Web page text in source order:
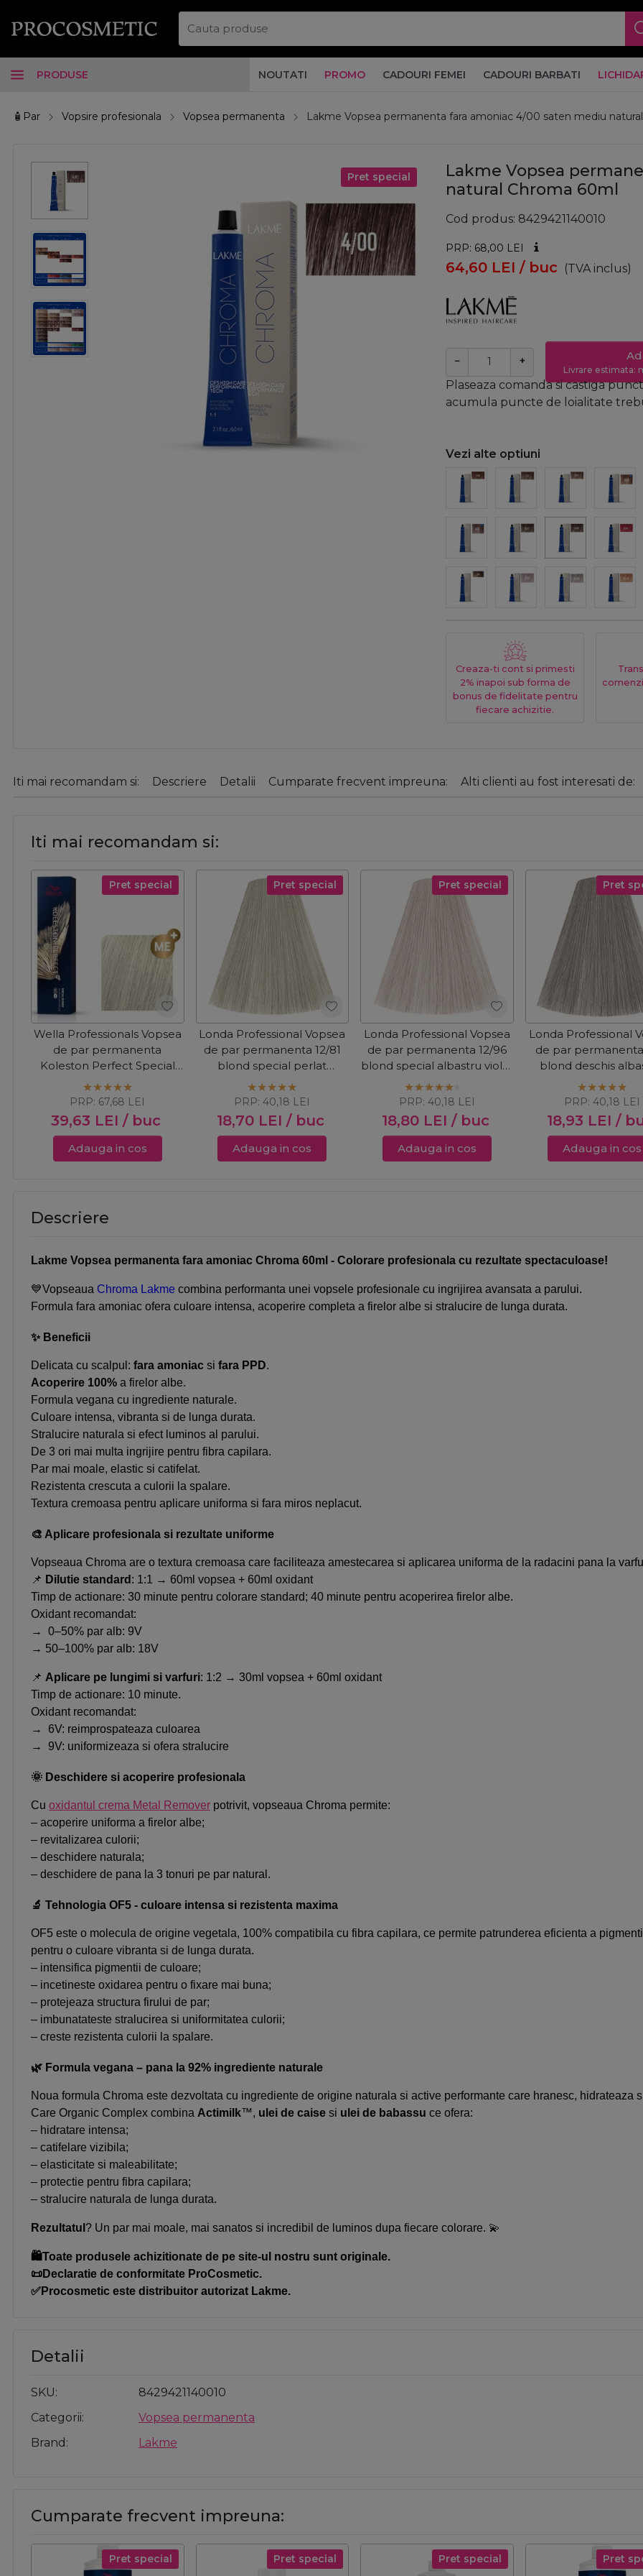
PRODUSE NOUTATI PROMO CADOURI FEMEI CADOURI BARBATI
🧴Par Vopsire profesionala Vopsea permanenta Lakme Vopsea permanenta fara amoniac 4/00 saten mediu
Pret special
Lakme Vopsea
natural Chroma 60ml
Cod produs 8429421140010
PRP: 68,00 LEI
64,60 LEI / buc (TVA inclus)
− +
Livrare estimata:
Plaseaza comanda si castiga
acumula puncte de loialitate
Vezi alte optiuni
Creaza-ti cont si primesti
2% inapoi sub forma de
bonus de fidelitate pentru
fiecare achizitie.
Iti mai recomandam si: Descriere Detalii Cumparate frecvent impreuna: Alti clienti au fost interesati de:
Iti mai recomandam si:
Pret special
Wella Professionals Vopsea
de par permanenta
Koleston Perfect Special
Blonde 12/81 blonde
albastrui cenusiu 60ml
39,63 LEI / buc
PRP: 67,68 LEI
Adauga in cos
Pret special
Londa Professional Vopsea
de par permanenta 12/81
blond special perlat
cenusiu 60ml
18,70 LEI / buc
PRP:40,18 LEI
Adauga in cos
Pret special
Londa Professional Vopsea
de par permanenta 12/96
blond special albastru violet
60ml
18,80 LEI / buc
PRP:40,18 LEI
Adauga in cos
Pret
Londa Professional
de par
blond deschis
cenusiu 60ml
18,93 LEI /
PRP: 40,18 LEI
Adauga in cos
Descriere
Lakme Vopsea permanenta fara amoniac Chroma 60ml - Colorare profesionala cu rezultate spectaculoase!
💙Vopseaua Chroma Lakme combina performanta unei vopsele profesionale cu ingrijirea avansata a parului.
Formula fara amoniac ofera culoare intensa, acoperire completa a firelor albe si stralucire de lunga durata.
✨ Beneficii
Delicata cu scalpul: fara amoniac si fara PPD.
Acoperire 100% a firelor albe.
Formula vegana cu ingrediente naturale.
Culoare intensa, vibranta si de lunga durata.
Stralucire naturala si efect luminos al parului.
De 3 ori mai multa ingrijire pentru fibra capilara.
Par mai moale, elastic si catifelat.
Rezistenta crescuta a culorii la spalare.
Textura cremoasa pentru aplicare uniforma si fara miros neplacut.
🎨 Aplicare profesionala si rezultate uniforme
Vopseaua Chroma are o textura cremoasa care faciliteaza amestecarea si aplicarea uniforma de la radacini pana la
📌 Dilutie standard : 1:1 → 60ml vopsea + 60ml oxidant
Timp de actionare: 30 minute pentru colorare standard; 40 minute pentru acoperirea firelor albe.
Oxidant recomandat:
→ 0–50% par alb: 9V
→ 50–100% par alb: 18V
📌 Aplicare pe lungimi si varfuri: 1:2 → 30ml vopsea + 60ml oxidant
Timp de actionare: 10 minute.
Oxidant recomandat:
→ 6V: reimprospateaza culoarea
→ 9V: uniformizeaza si ofera stralucire
🌞 Deschidere si acoperire profesionala
Cu oxidantul crema Metal Remover potrivit, vopseaua Chroma permite:
– acoperire uniforma a firelor albe;
– revitalizarea culorii;
– deschidere naturala;
– deschidere de pana la 3 tonuri pe par natural.
🔬 Tehnologia OF5 - culoare intensa si rezistenta maxima
OF5 este o molecula de origine vegetala, 100% compatibila cu fibra capilara, ce permite patrunderea eficienta a
pentru o culoare vibranta si de lunga durata.
– intensifica pigmentii de culoare;
– incetineste oxidarea pentru o fixare mai buna;
– protejeaza structura firului de par;
– imbunatateste stralucirea si uniformitatea culorii;
– creste rezistenta culorii la spalare.
🌿 Formula vegana – pana la 92% ingrediente naturale
Noua formula Chroma este dezvoltata cu ingrediente de origine naturala si active performante care hranesc, hidrateaza
Care Organic Complex combina Actimilk™, u lei de caise si u lei de babassu ce ofera:
– hidratare intensa;
– catifelare vizibila;
– elasticitate si maleabilitate;
– protectie pentru fibra capilara;
– stralucire naturala de lunga durata.
Rezultatul ? Un par mai moale, mai sanatos si incredibil de luminos dupa fiecare colorare. 💫
🛍️Toate produsele achizitionate de pe site-ul nostru sunt originale.
📜Declaratie de conformitate ProCosmetic.
✅Procosmetic este distribuitor autorizat Lakme.
Detalii
SKU
8429421140010
Categorii
Vopsea permanenta
Brand
Lakme
Cumparate frecvent impreuna:
Pret special Pret special Pret special Pret